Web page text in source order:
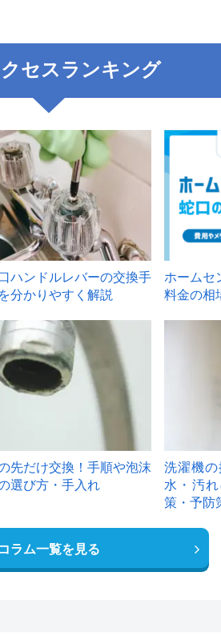
セスランキング
ハンドルレバーの交換手
分かりやすく解説
ホームセ
料金の相
先だけ交換！手順や泡沫
選び方・手入れ
洗濯機
水・汚
策・予防
コラム一覧を見る